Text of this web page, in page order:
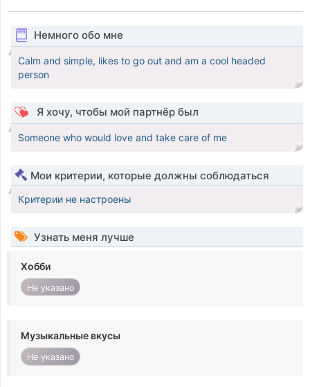
Немного обо мне
Calm and simple, likes to go out and am a cool headed
person
Я хочу, чтобы мой партнёр был
Someone who would love and take care of me
Мои критерии, которые должны соблюдаться
Критерии не настроены
Узнать меня лучше
Хобби
Не указано
Музыкальные вкусы
Не указано